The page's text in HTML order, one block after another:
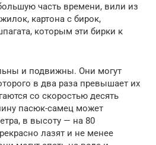
часть времени, вили из
картона с бирок,
которым эти бирки к
и подвижны. Они могут
в два раза превышает их
со скоростью десять
пасюк-самец может
в высоту — на 80
лазят и не менее